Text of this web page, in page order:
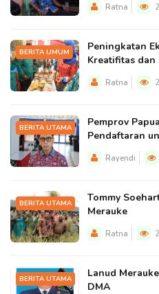
Ratna
BERITA UMUM
Peningkatan
Kreatifitas dan
Ratna
BERITA UTAMA
Pemprov
Pendaftaran
Rayendi
BERITA UTAMA
Tommy
Merauke
Ratna
BERITA UTAMA
Lanud
DMA